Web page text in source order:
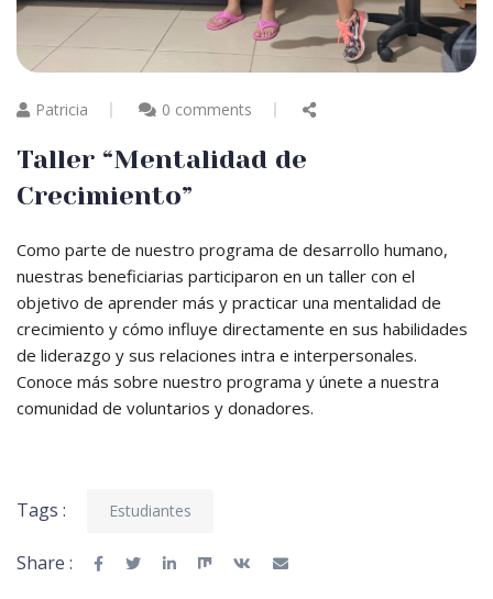
Patricia 0 comments
Taller “Mentalidad de
Crecimiento”
Como parte de nuestro programa de desarrollo humano,
nuestras beneficiarias participaron en un taller con el
objetivo de aprender más y practicar una mentalidad de
crecimiento y cómo influye directamente en sus habilidades
de liderazgo y sus relaciones intra e interpersonales.
Conoce más sobre nuestro programa y únete a nuestra
comunidad de voluntarios y donadores.
Tags : Estudiantes
Share :